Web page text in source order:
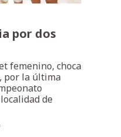
por dos
femenino, choca
por la última
de